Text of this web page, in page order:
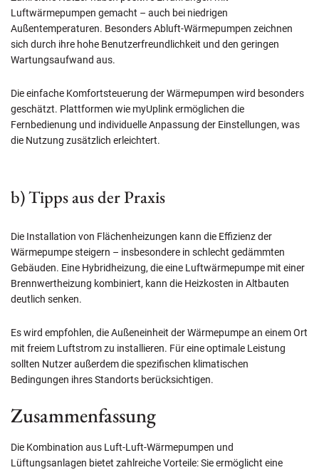
Luftwärmepumpen gemacht – auch bei niedrigen
Außentemperaturen. Besonders Abluft-Wärmepumpen zeichnen
sich durch ihre hohe Benutzerfreundlichkeit und den geringen
Wartungsaufwand aus.
Die einfache Komfortsteuerung der Wärmepumpen wird besonders
geschätzt. Plattformen wie myUplink ermöglichen die
Fernbedienung und individuelle Anpassung der Einstellungen, was
die Nutzung zusätzlich erleichtert.
b) Tipps aus der Praxis
Die Installation von Flächenheizungen kann die Effizienz der
Wärmepumpe steigern – insbesondere in schlecht gedämmten
Gebäuden. Eine Hybridheizung, die eine Luftwärmepumpe mit einer
Brennwertheizung kombiniert, kann die Heizkosten in Altbauten
deutlich senken.
Es wird empfohlen, die Außeneinheit der Wärmepumpe an einem Ort
mit freiem Luftstrom zu installieren. Für eine optimale Leistung
sollten Nutzer außerdem die spezifischen klimatischen
Bedingungen ihres Standorts berücksichtigen.
Zusammenfassung
Die Kombination aus Luft-Luft-Wärmepumpen und
Lüftungsanlagen bietet zahlreiche Vorteile: Sie ermöglicht eine